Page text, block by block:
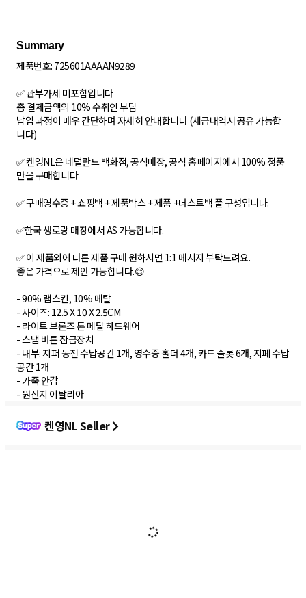
Summary
제품번호: 725601AAAAN9289
✅ 관부가세 미포함입니다
총 결제금액의 10% 수취인 부담
납입 과정이 매우 간단하며 자세히 안내합니다 (세금내역서 공유 가능합
니다)
✅ 켄영NL은 네덜란드 백화점, 공식매장, 공식 홈페이지에서 100% 정품
만을 구매합니다
✅ 구매영수증 + 쇼핑백 + 제품박스 + 제품 +더스트백 풀 구성입니다.
✅한국 생로랑 매장에서 AS 가능합니다.
✅ 이 제품외에 다른 제품 구매 원하시면 1:1 메시지 부탁드려요.
좋은 가격으로 제안 가능합니다.😊
- 90% 램스킨, 10% 메탈
- 사이즈: 12.5 X 10 X 2.5CM
- 라이트 브론즈 톤 메탈 하드웨어
- 스냅 버튼 잠금장치
- 내부: 지퍼 동전 수납공간 1개, 영수증 홀더 4개, 카드 슬롯 6개, 지폐 수납
공간 1개
- 가죽 안감
- 원산지 이탈리아
켄영NL Seller